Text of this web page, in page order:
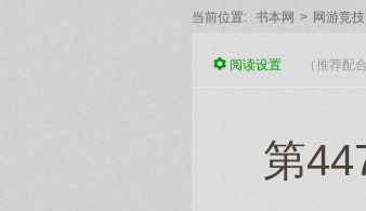
当前位置: 书本网 > 网游竞技
阅读设置 （推荐配
第